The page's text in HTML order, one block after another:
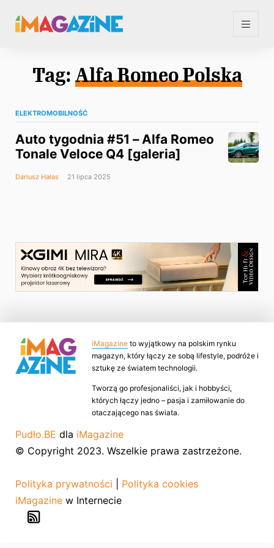
Tag: Alfa Romeo Polska
ELEKTROMOBILNOŚĆ
Auto tygodnia #51 – Alfa Romeo
Tonale Veloce Q4 [galeria]
Dariusz Hałas 21 lipca 2025
iMagazine to wyjątkowy na polskim rynku
magazyn, który łączy ze sobą lifestyle, podróże i
sztukę ze światem technologii.
Tworzą go profesjonaliści, jak i hobbyści,
których łączy jedno – pasja i zamiłowanie do
otaczającego nas świata.
Pudło.BE dla iMagazine
© Copyright 2023. Wszelkie prawa zastrzeżone.
Polityka prywatności
Polityka cookies
iMagazine w Internecie